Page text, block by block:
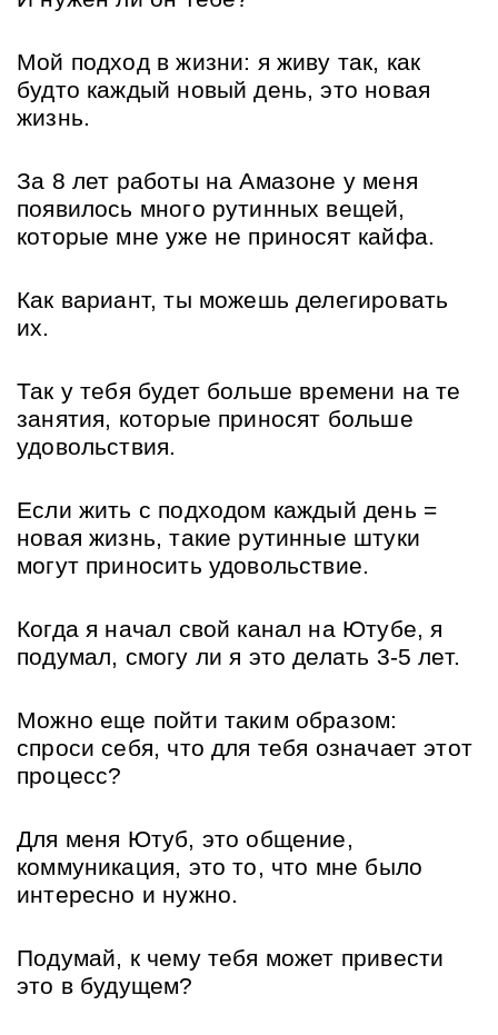
Мой подход в жизни: я живу так, как
будто каждый новый день, это новая
жизнь.
За 8 лет работы на Амазоне у меня
появилось много рутинных вещей,
которые мне уже не приносят кайфа.
Как вариант, ты можешь делегировать
их.
Так у тебя будет больше времени на те
занятия, которые приносят больше
удовольствия.
Если жить с подходом каждый день =
новая жизнь, такие рутинные штуки
могут приносить удовольствие.
Когда я начал свой канал на Ютубе, я
подумал, смогу ли я это делать 3-5 лет.
Можно еще пойти таким образом:
спроси себя, что для тебя означает этот
процесс?
Для меня Ютуб, это общение,
коммуникация, это то, что мне было
интересно и нужно.
Подумай, к чему тебя может привести
это в будущем?